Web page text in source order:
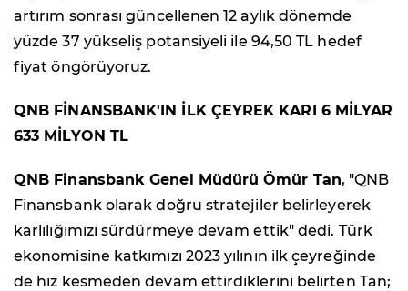
artırım sonrası güncellenen 12 aylık dönemde
yüzde 37 yükseliş potansiyeli ile 94,50 TL hedef
fiyat öngörüyoruz.
QNB FİNANSBANK'IN İLK ÇEYREK KARI 6 MİLYAR
633 MİLYON TL
QNB Finansbank Genel Müdürü Ömür Tan, "QNB
Finansbank olarak doğru stratejiler belirleyerek
karlılığımızı sürdürmeye devam ettik" dedi. Türk
ekonomisine katkımızı 2023 yılının ilk çeyreğinde
de hız kesmeden devam ettirdiklerini belirten Tan;